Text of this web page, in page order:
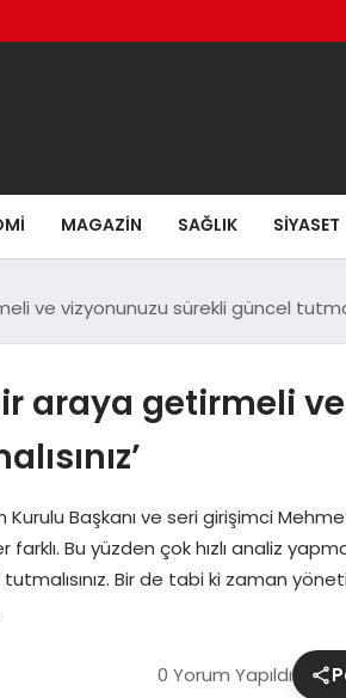
MAGAZIN SAĞLIK SIYASET
ve vizyonunuzu sürekli güncel
araya getirmeli ve
Başkanı ve seri girişimci
Bu yüzden çok hızlı analiz
Bir de tabi ki zaman
0 Yorum Yapıldı